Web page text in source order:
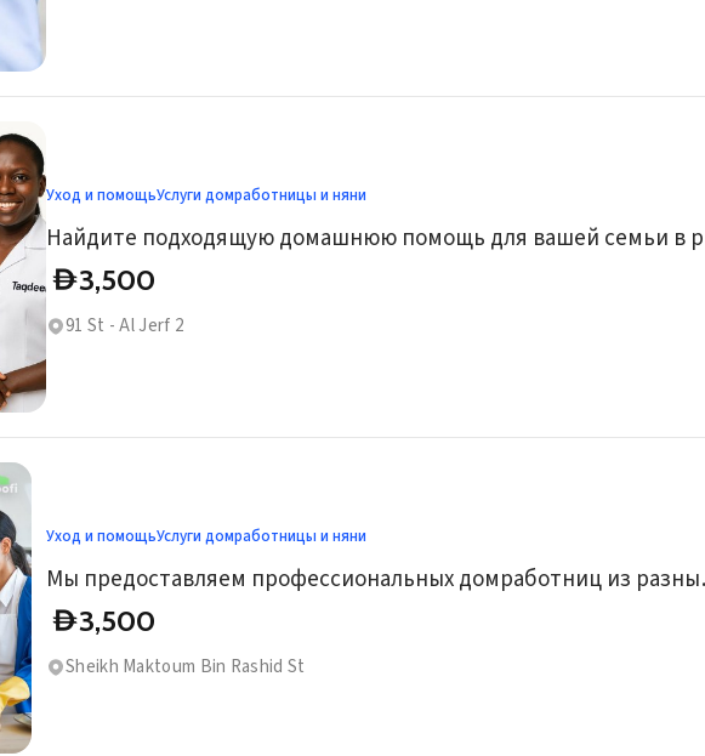
Уход и помощьУслуги домработницы и няни
Найдите подходящую домашнюю помощь для вашей семьи в
D3,500
91 St - Al Jerf 2
Уход и помощьУслуги домработницы и няни
Мы
D3,500
Sheikh Maktoum Bin Rashid St